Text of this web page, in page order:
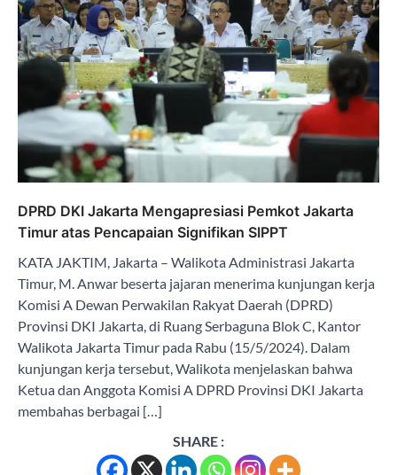
DPRD DKI Jakarta Mengapresiasi Pemkot Jakarta
Timur atas Pencapaian Signifikan SIPPT
KATA JAKTIM, Jakarta – Walikota Administrasi Jakarta
Timur, M. Anwar beserta jajaran menerima kunjungan kerja
Komisi A Dewan Perwakilan Rakyat Daerah (DPRD)
Provinsi DKI Jakarta, di Ruang Serbaguna Blok C, Kantor
Walikota Jakarta Timur pada Rabu (15/5/2024). Dalam
kunjungan kerja tersebut, Walikota menjelaskan bahwa
Ketua dan Anggota Komisi A DPRD Provinsi DKI Jakarta
membahas berbagai […]
SHARE :